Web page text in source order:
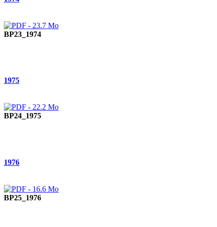
BP23_1974
1975
BP24_1975
1976
BP25_1976